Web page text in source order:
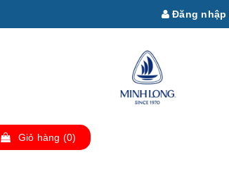
Đăng nhập
Giỏ hàng (0)